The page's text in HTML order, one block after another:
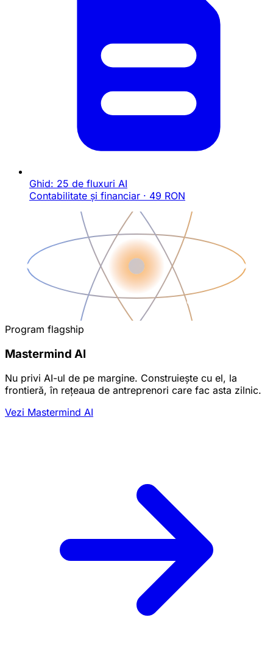
Ghid: 25 de fluxuri AI
Contabilitate și financiar · 49 RON
Program flagship
Mastermind AI
Nu privi AI-ul de pe margine. Construiește cu el, la
frontieră, în rețeaua de antreprenori care fac asta zilnic.
Vezi Mastermind AI